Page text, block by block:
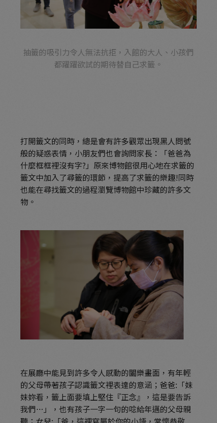
抽籤的吸引力令人無法抗拒，入館的大人、小孩們
都躍躍欲試的期待替自己求籤。
打開籤文的同時，總是會有許多觀眾出現黑人問號
般的疑惑表情，小朋友們也會詢問家長：「爸爸為
什麼框框裡沒有字?」原來博物館很用心地在求籤的
籤文中加入了尋籤的環節，提高了求籤的樂趣!同時
也能在尋找籤文的過程瀏覽博物館中珍藏的許多文
物。
在展廳中能見到許多令人感動的闔樂畫面，有年輕
的父母帶著孩子認識籤文裡表達的意涵；爸爸:「妹
妹妳看，籤上面要填上堅住『正念』，這是要告訴
我們… 」，也有孩子一字一句的唸給年邁的父母親